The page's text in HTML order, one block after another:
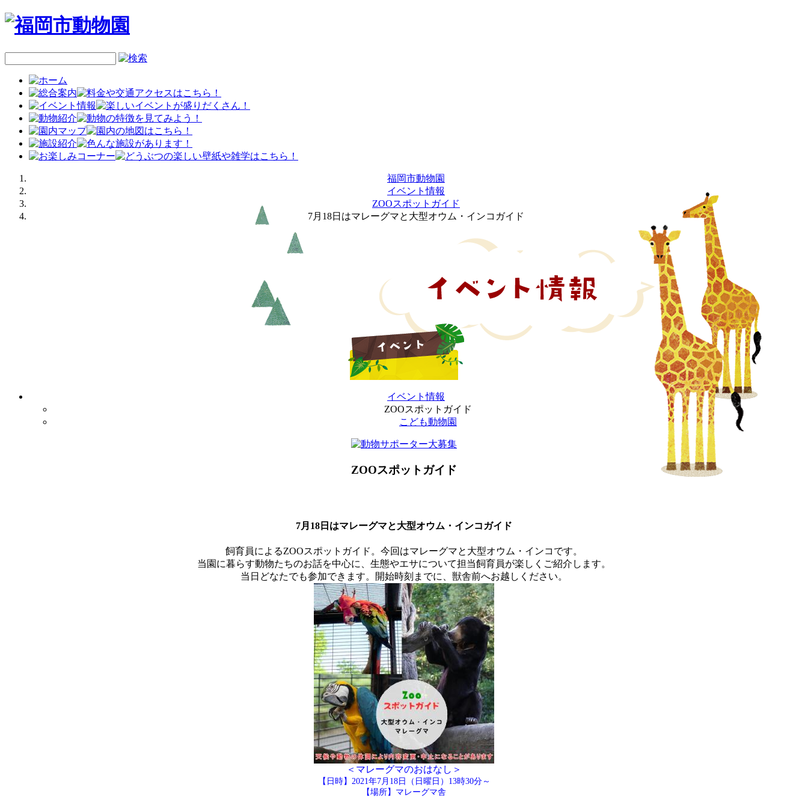
福岡市動物園
イベント情報
ZOOスポットガイド
7月18日はマレーグマと大型オウム・インコガイド
イベント情報
ZOOスポットガイド
こども動物園
ZOOスポットガイド
7月18日はマレーグマと大型オウム・インコガイド
飼育員によるZOOスポットガイド。今回はマレーグマと大型オウム・インコです。
当園に暮らす動物たちのお話を中心に、生態やエサについて担当飼育員が楽しくご紹介します。
当日どなたでも参加できます。開始時刻までに、獣舎前へお越しください。
＜マレーグマのおはなし＞
【日時】2021年7月18日（日曜日）13時30分～
【場所】マレーグマ舎